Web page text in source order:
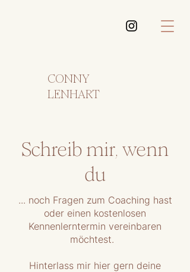
CONNY
LENHART
Schreib mir, wenn
du
... noch Fragen zum Coaching hast
oder einen kostenlosen
Kennenlerntermin vereinbaren
möchtest.
Hinterlass mir hier gern deine